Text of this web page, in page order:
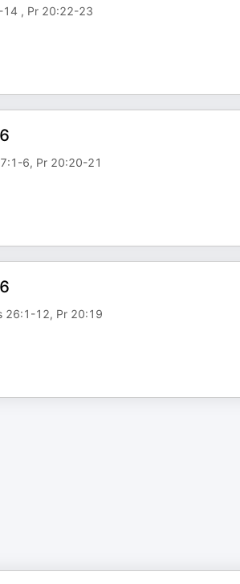
14 , Pr 20:22-23
6, Pr 20:20-21
26:1-12, Pr 20:19